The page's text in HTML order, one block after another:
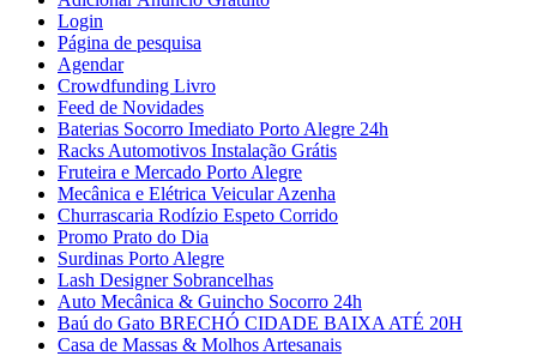
Login
Página de pesquisa
Agendar
Crowdfunding Livro
Feed de Novidades
Baterias Socorro Imediato Porto Alegre 24h
Racks Automotivos Instalação Grátis
Fruteira e Mercado Porto Alegre
Mecânica e Elétrica Veicular Azenha
Churrascaria Rodízio Espeto Corrido
Promo Prato do Dia
Surdinas Porto Alegre
Lash Designer Sobrancelhas
Auto Mecânica & Guincho Socorro 24h
Baú do Gato BRECHÓ CIDADE BAIXA ATÉ 20H
Casa de Massas & Molhos Artesanais